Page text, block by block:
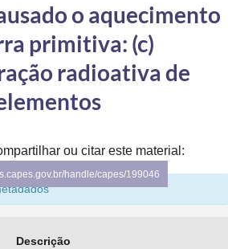
e dos Direitos Humanos
o aquecimento
primitiva: (c)
radioativa de
ou citar este material:
handle/capes/199046
Descrição